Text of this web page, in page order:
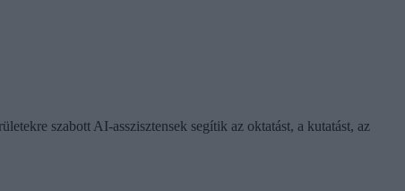
szabott AI-asszisztensek segítik az oktatást, a kutatást, az